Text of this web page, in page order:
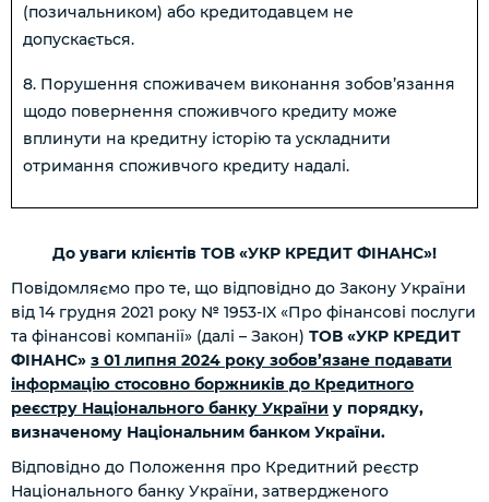
(позичальником) або кредитодавцем не
допускається.
8. Порушення споживачем виконання зобов’язання
щодо повернення споживчого кредиту може
вплинути на кредитну історію та ускладнити
отримання споживчого кредиту надалі.
До уваги клієнтів ТОВ «УКР КРЕДИТ ФІНАНС»!
Повідомляємо про те, що відповідно до Закону України
від 14 грудня 2021 року № 1953-IX «Про фінансові послуги
та фінансові компанії» (далі – Закон) ТОВ «УКР КРЕДИТ
ФІНАНС» з 01 липня 2024 року зобов’язане подавати
інформацію стосовно боржників до Кредитного
реєстру Національного банку України у порядку,
визначеному Національним банком України.
Відповідно до Положення про Кредитний реєстр
Національного банку України, затвердженого